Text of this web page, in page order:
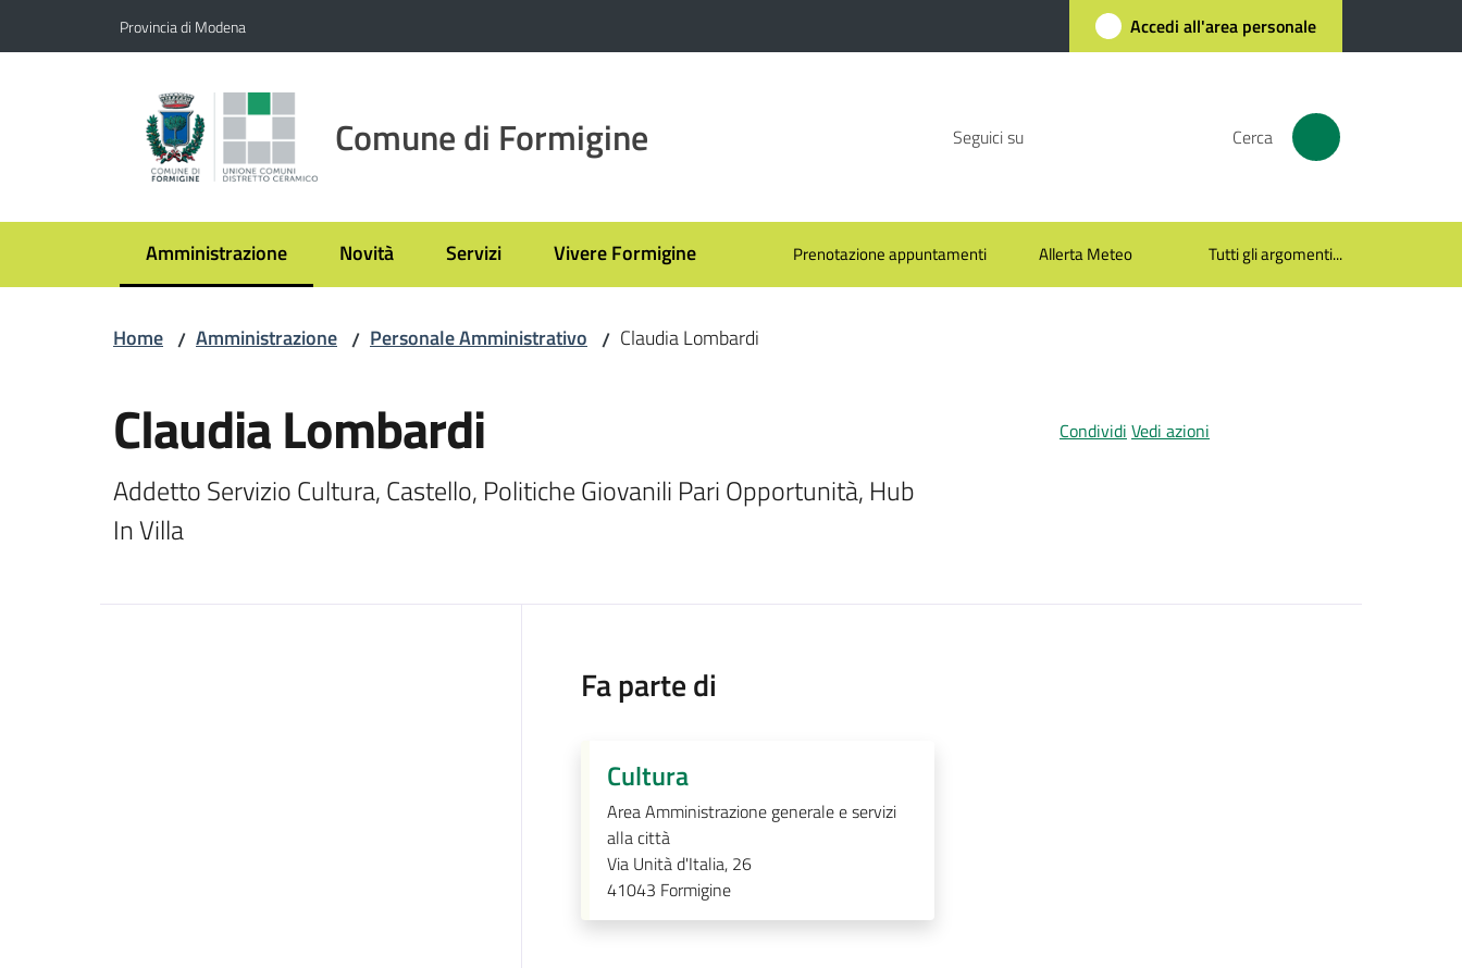
Provincia di Modena Accedi all'area personale
Comune di Formigine Seguici su Cerca
Amministrazione
Menu selezionato Novità Servizi Vivere Formigine Prenotazione appuntamenti Allerta Meteo Tutti gli argomenti...
Home / Amministrazione / Personale Amministrativo / Claudia Lombardi
Claudia Lombardi
Addetto Servizio Cultura, Castello, Politiche Giovanili Pari Opportunità, Hub
In Villa
Condividi Vedi azioni
Fa parte di
Cultura
Area Amministrazione generale e servizi
alla città
Via Unità d'Italia, 26
41043 Formigine